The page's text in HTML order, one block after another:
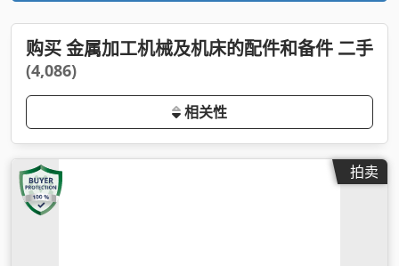
购买 金属加工机械及机床的配件和备件 二手
(4,086)
相关性
拍卖